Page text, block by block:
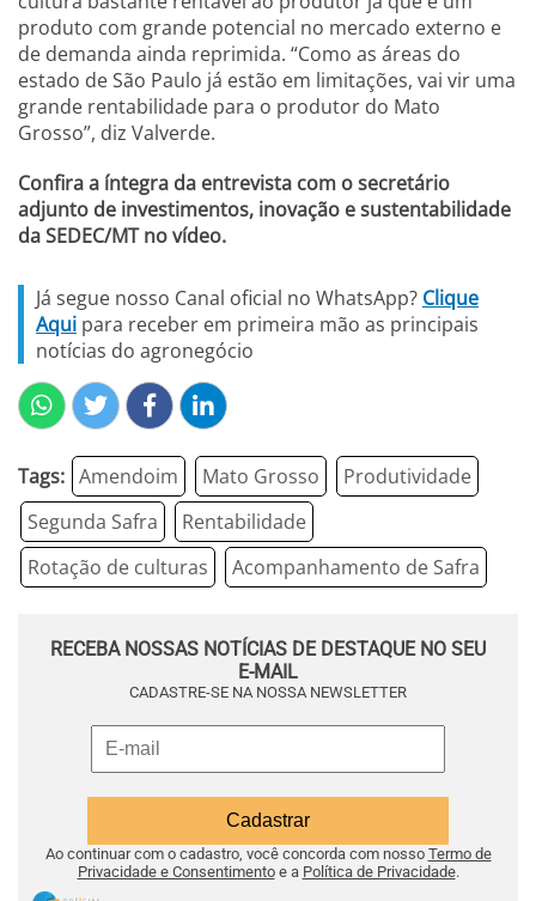
produto com grande potencial no mercado externo e
de demanda ainda reprimida. “Como as áreas do
estado de São Paulo já estão em limitações, vai vir uma
grande rentabilidade para o produtor do Mato
Grosso”, diz Valverde.
Confira a íntegra da entrevista com o secretário
adjunto de investimentos, inovação e sustentabilidade
da SEDEC/MT no vídeo.
Já segue nosso Canal oficial no WhatsApp? Clique
Aqui para receber em primeira mão as principais
notícias do agronegócio
Tags: Amendoim Mato Grosso
Produtividade
Segunda Safra
Rentabilidade
Rotação de culturas
Acompanhamento de Safra
RECEBA NOSSAS NOTÍCIAS DE DESTAQUE NO SEU
E-MAIL
CADASTRE-SE NA NOSSA NEWSLETTER
Ao continuar com o cadastro, você concorda com nosso Termo de
Privacidade e Consentimentoe a Política de Privacidade.